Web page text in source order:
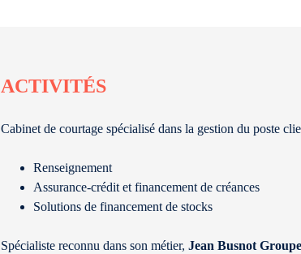
ACTIVITÉS
Cabinet de courtage spécialisé dans la gestion du poste
Renseignement
Assurance-crédit et financement de créances
Solutions de financement de stocks
Spécialiste reconnu dans son métier, Jean Busnot